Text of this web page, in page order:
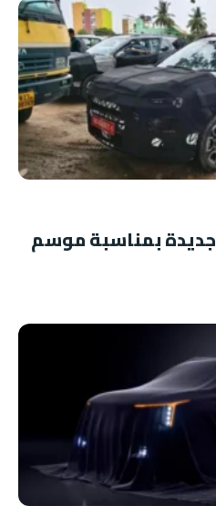
هيونداي تطلق SUV جديدة بمناسبة موسم